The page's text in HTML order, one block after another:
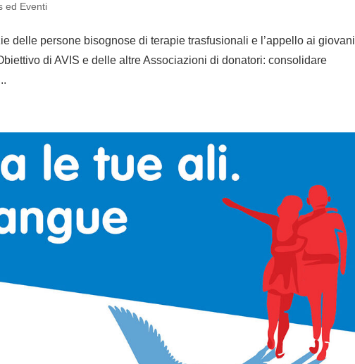
ed Eventi
delle persone bisognose di terapie trasfusionali e l’appello ai giovani
di AVIS e delle altre Associazioni di donatori: consolidare